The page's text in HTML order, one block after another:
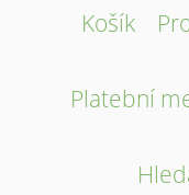
Košík
Platební